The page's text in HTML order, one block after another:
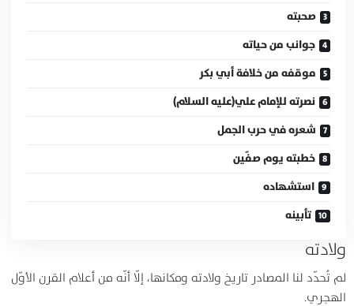
صحبته
جوانب من حياته
موقفه من خلافة أبي بكر
نصرته للإمام علي(عليه السلام)
شعره في حرب الجمل
خطبته يوم صفّين
استشهاده
تأبينه
ولادته
لم تُحدّد لنا المصادر تاريخ ولادته ومكانها، إلّا أنّه من أعلام القرن الأوّل
الهجري.